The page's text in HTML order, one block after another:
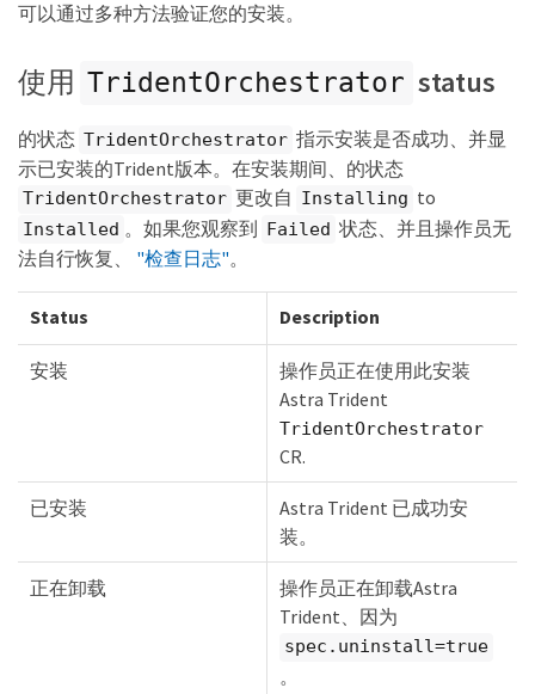
    Autosupport Serial Number:
    Image Pull Secrets:
    k8sTimeout:           30
    Kubelet Dir:          /var/lib/kubelet
    Log Format:           text
    Silence Autosupport:  false
    Trident Image:        <your-
  Message:                Trident installed
  Namespace:              trident
  Version:                v23.10.0
Events:
Trident installed
可以通过多种方法验证您的安装。
使用 TridentOrchestrator status
的状态 TridentOrchestrator 指示安装是否成功、并显
示已安装的Trident版本。在安装期间、的状态
TridentOrchestrator 更改自 Installing to
Installed 。如果您观察到 Failed 状态、并且操作员无
法自行恢复、 "检查日志"。
Status Description
安装
操作员正在使用此安装
Astra Trident
TridentOrchestrator
CR.
已安装
Astra Trident 已成功安
装。
正在卸载
操作员正在卸载Astra
Trident、因为
spec.uninstall=true
。